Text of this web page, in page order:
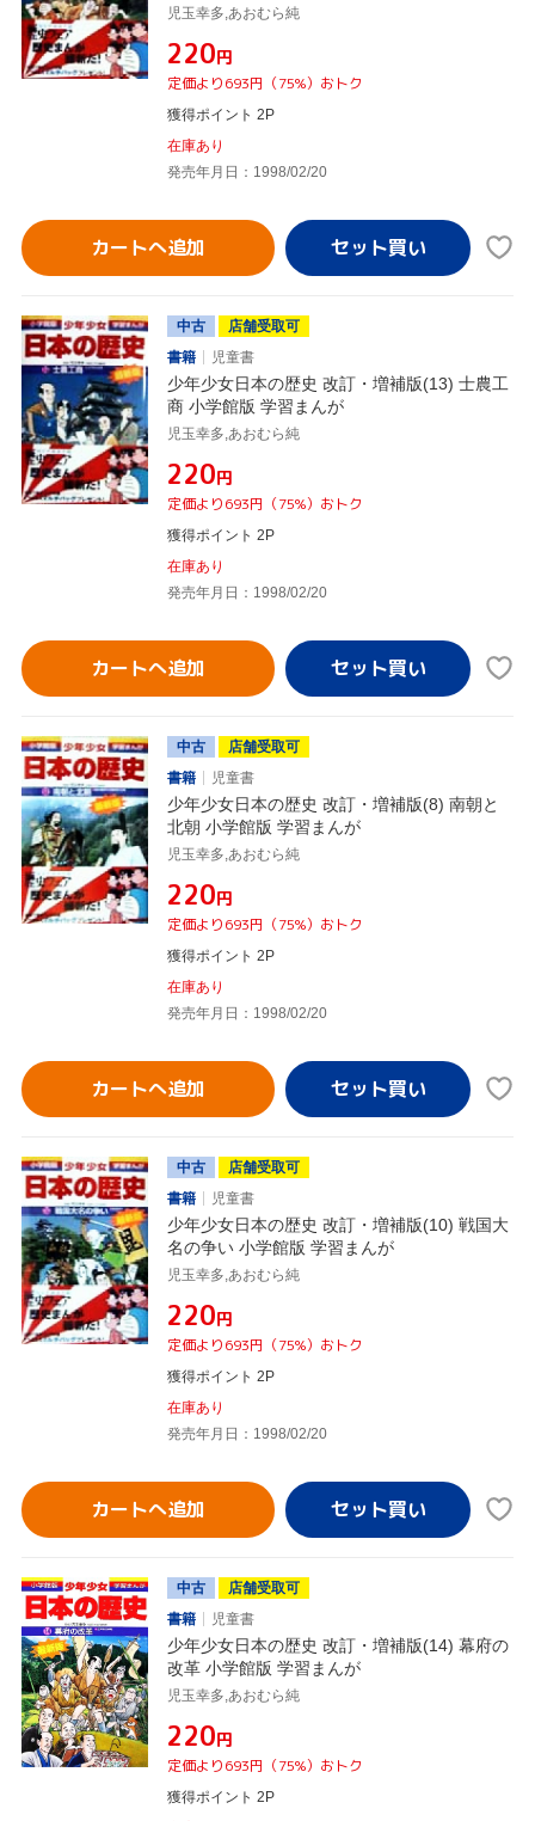
児玉幸多,あおむら純
¥220円
定価より693円（75%）おトク
獲得ポイント 2P
在庫あり
発売年月日：1998/02/20
カートへ追加
中古
店舗受取可
書籍
児童書
少年少女日本の歴史 改訂・増補版(13) 士農工
商 小学館版 学習まんが
児玉幸多,あおむら純
¥220円
定価より693円（75%）おトク
獲得ポイント 2P
在庫あり
発売年月日：1998/02/20
カートへ追加
中古
店舗受取可
書籍
児童書
少年少女日本の歴史 改訂・増補版(8) 南朝と
北朝 小学館版 学習まんが
児玉幸多,あおむら純
¥220円
定価より693円（75%）おトク
獲得ポイント 2P
在庫あり
発売年月日：1998/02/20
カートへ追加
中古
店舗受取可
書籍
児童書
少年少女日本の歴史 改訂・増補版(10) 戦国大
名の争い 小学館版 学習まんが
児玉幸多,あおむら純
¥220円
定価より693円（75%）おトク
獲得ポイント 2P
在庫あり
発売年月日：1998/02/20
カートへ追加
中古
店舗受取可
書籍
児童書
少年少女日本の歴史 改訂・増補版(14) 幕府の
改革 小学館版 学習まんが
児玉幸多,あおむら純
¥220円
定価より693円（75%）おトク
獲得ポイント 2P